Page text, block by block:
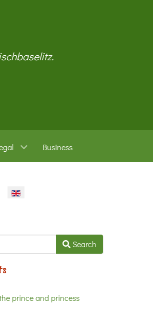
Business
Search
prince and princess